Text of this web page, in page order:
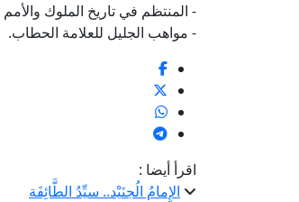
- المنتظم في تاريخ الملوك
- مواهب الجليل للعلامة الحطاب.
اقرأ أيضا :
الإِمامُ الُجنَيْد.. سيِّدُ الطَّائِفَة